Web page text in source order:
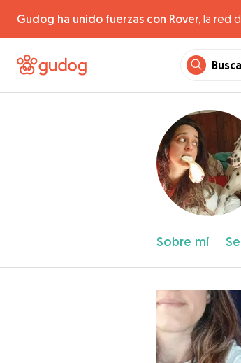
Gudog ha unido fuerzas con Rover, la red
Sobre mí